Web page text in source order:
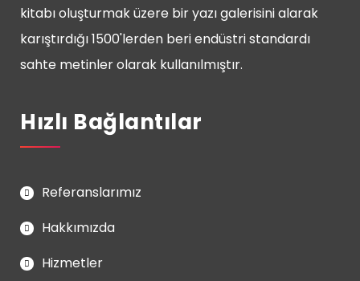
kitabı oluşturmak üzere bir yazı galerisini alarak
karıştırdığı 1500'lerden beri endüstri standardı
sahte metinler olarak kullanılmıştır.
Hızlı Bağlantılar
Referanslarımız
Hakkımızda
Hizmetler